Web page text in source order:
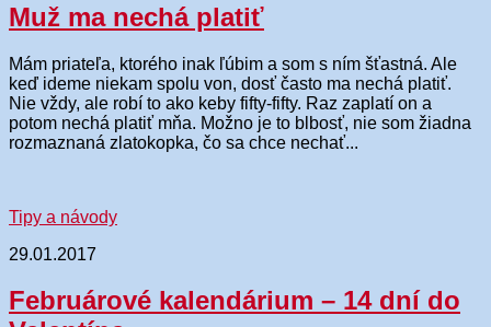
Muž ma nechá platiť
Mám priateľa, ktorého inak ľúbim a som s ním šťastná. Ale
keď ideme niekam spolu von, dosť často ma nechá platiť.
Nie vždy, ale robí to ako keby fifty-fifty. Raz zaplatí on a
potom nechá platiť mňa. Možno je to blbosť, nie som žiadna
rozmaznaná zlatokopka, čo sa chce nechať...
Tipy a návody
29.01.2017
Februárové kalendárium – 14 dní do